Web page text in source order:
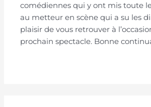
comédiennes qui y ont mis toute
au metteur en scène qui a su les
plaisir de vous retrouver à
prochain spectacle. Bonne